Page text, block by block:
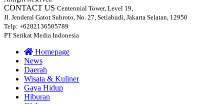
CONTACT US Centennial Tower, Level 19,
Jl. Jenderal Gatot Subroto, No. 27, Setiabudi, Jakarta Selatan, 12950
Telp: +6282136505789
PT Serikat Media Indonesia
Homepage
News
Daerah
Wisata & Kuliner
Gaya Hidup
Hiburan